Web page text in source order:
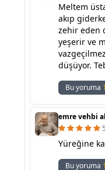
Meltem
akıp
zehir eden
yeşerir ve
düşüyor.
Bu yoruma
emre vehbi
Yüreğine
Bu yoruma